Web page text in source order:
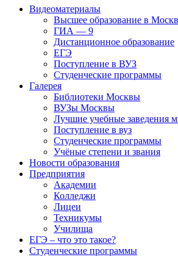
Видеоматериалы
Высшее образование в
ГИА — 9
Дистанционное образование
ЕГЭ
Поступление в ВУЗ
Студенческие программы
Галерея
Библиотеки Москвы
ВУЗы Москвы
Лучшие учебные заведения
Поступление в вуз
Студенческие программы
Учёные степени и звания
Новости образования
Предприятия
Академии
Колледжи
Лицеи
Техникумы
Училища
ЕГЭ – что это такое?
Студенческие программы